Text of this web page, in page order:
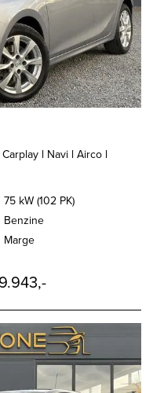
l Navi l Airco l
75 kW (102 PK)
Benzine
Marge